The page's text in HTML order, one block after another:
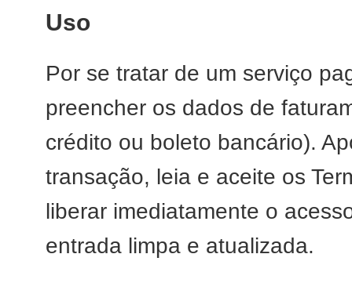
Uso
Por se tratar de um serviço
preencher os dados de
crédito ou boleto bancário).
transação, leia e aceite os
liberar imediatamente o
entrada limpa e atualizada.